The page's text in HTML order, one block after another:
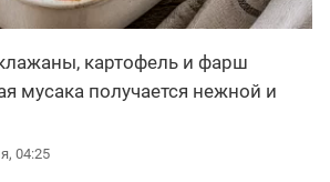
картофель и фарш
мусака получается нежной и
04:25